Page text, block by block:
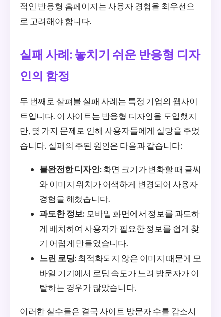
적인 반응형 홈페이지는 사용자 경험을 최우선으
로 고려해야 합니다.
실패 사례: 놓치기 쉬운 반응형 디자
인의 함정
두 번째로 살펴볼 실패 사례는 특정 기업의 웹사이
트입니다. 이 사이트는 반응형 디자인을 도입했지
만, 몇 가지 문제로 인해 사용자들에게 실망을 주었
습니다. 실패의 주된 원인은 다음과 같습니다:
불완전한 디자인: 화면 크기가 변화할 때 글씨
와 이미지 위치가 어색하게 변경되어 사용자
경험을 해쳤습니다.
과도한 정보: 모바일 화면에서 정보를 과도하
게 배치하여 사용자가 필요한 정보를 쉽게 찾
기 어렵게 만들었습니다.
느린 로딩: 최적화되지 않은 이미지 때문에 모
바일 기기에서 로딩 속도가 느려 방문자가 이
탈하는 경우가 많았습니다.
이러한 실수들은 결국 사이트 방문자 수를 감소시